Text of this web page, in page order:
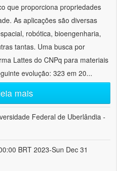
que proporciona propriedades
As aplicações são diversas
robótica, bioengenharia,
tantas. Uma busca por
Lattes do CNPq para materiais
evolução: 323 em 20...
mais
Federal de Uberlândia -
BRT 2023-Sun Dec 31